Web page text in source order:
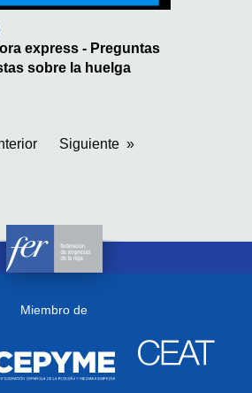
express - Preguntas
sobre la huelga
Siguiente
Miembro de